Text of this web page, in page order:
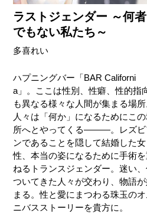
ラストジェンダー ～何者
でもない私たち～
多喜れい
ハプニングバー「BAR Californi
a」。ここは性別、性癖、性的指
も異なる様々な人間が集まる場所
人々は「何か」になるためにこ
所へとやってくる―――。レズビ
ンであることを隠して結婚した女
性、本当の姿になるために手術
ねるトランスジェンダー。迷い
ついてきた人々が交わり、物語
まる。性と愛にまつわる珠玉のオ
ニバスストーリーを貴方に。